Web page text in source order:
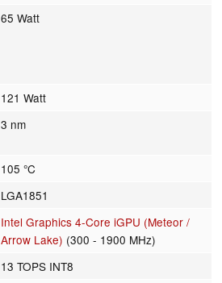
65 Watt
121 Watt
3 nm
105 °C
LGA1851
Intel Graphics 4-Core iGPU (Meteor /
Arrow Lake) (300 - 1900 MHz)
13 TOPS INT8